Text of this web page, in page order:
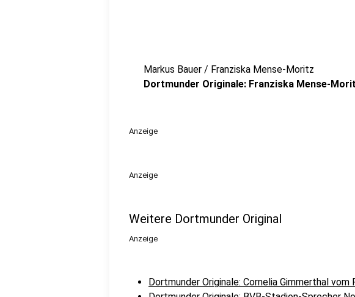
Markus Bauer / Franziska Mense-Moritz
Dortmunder Originale: Franziska Mense-
Anzeige
Anzeige
Weitere Dortmunder Original
Anzeige
Dortmunder Originale: Cornelia Gimmerthal vom